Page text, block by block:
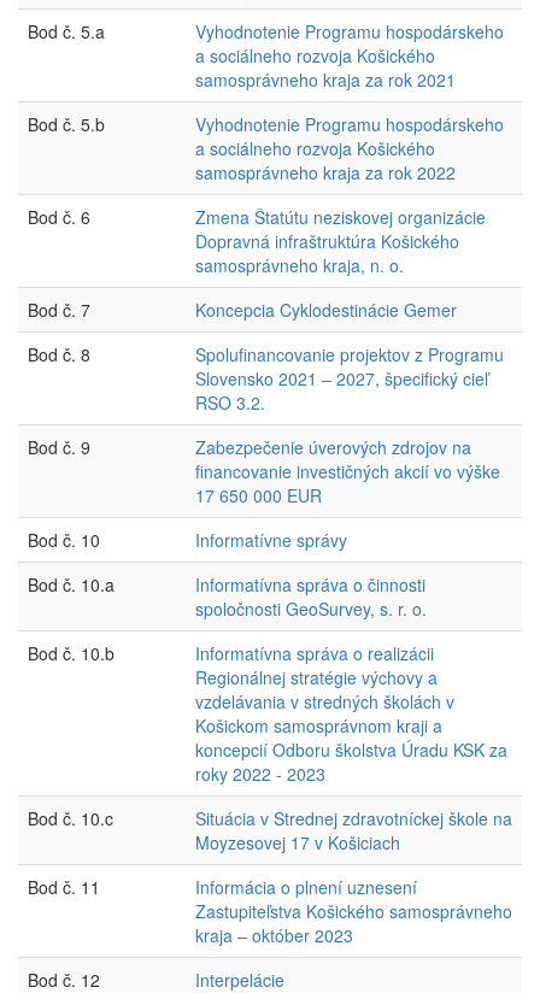
Bod č. 5.a
Vyhodnotenie Programu hospodárskeho
a sociálneho rozvoja Košického
samosprávneho kraja za rok 2021
Bod č. 5.b
Vyhodnotenie Programu hospodárskeho
a sociálneho rozvoja Košického
samosprávneho kraja za rok 2022
Bod č. 6
Zmena Štatútu neziskovej organizácie
Dopravná infraštruktúra Košického
samosprávneho kraja, n. o.
Bod č. 7
Koncepcia Cyklodestinácie Gemer
Bod č. 8
Spolufinancovanie projektov z Programu
Slovensko 2021 – 2027, špecifický cieľ
RSO 3.2.
Bod č. 9
Zabezpečenie úverových zdrojov na
financovanie investičných akcií vo výške
17 650 000 EUR
Bod č. 10
Informatívne správy
Bod č. 10.a
Informatívna správa o činnosti
spoločnosti GeoSurvey, s. r. o.
Bod č. 10.b
Informatívna správa o realizácii
Regionálnej stratégie výchovy a
vzdelávania v stredných školách v
Košickom samosprávnom kraji a
koncepcií Odboru školstva Úradu KSK za
roky 2022 - 2023
Bod č. 10.c
Situácia v Strednej zdravotníckej škole na
Moyzesovej 17 v Košiciach
Bod č. 11
Informácia o plnení uznesení
Zastupiteľstva Košického samosprávneho
kraja – október 2023
Bod č. 12
Interpelácie